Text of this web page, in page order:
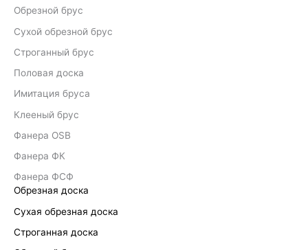
Обрезной брус
Сухой обрезной брус
Строганный брус
Половая доска
Имитация бруса
Клееный брус
Фанера OSB
Фанера ФК
Фанера ФСФ
Обрезная доска
Сухая обрезная доска
Строганная доска